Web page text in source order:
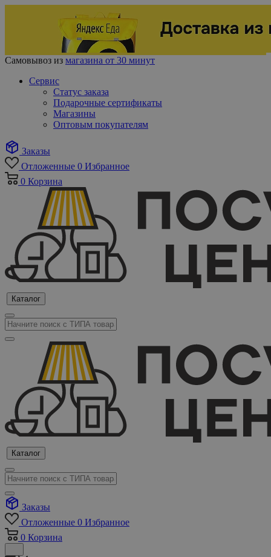
Самовывоз из магазина от 30 минут
Сервис
Статус заказа
Подарочные сертификаты
Магазины
Оптовым покупателям
Заказы
Отложенные 0 Избранное
0 Корзина
Каталог
Каталог
Заказы
Отложенные 0 Избранное
0 Корзина